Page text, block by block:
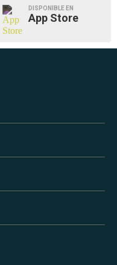
DISPONIBLE EN
App Store